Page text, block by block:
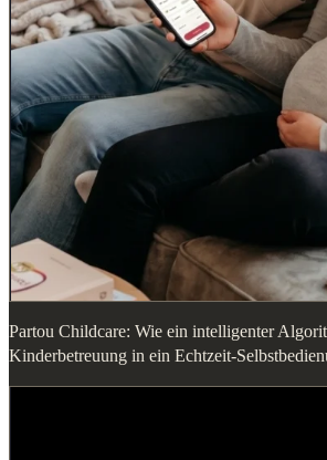
Partou Childcare: Wie ein intelligenter
Kinderbetreuung in ein Echtzeit-